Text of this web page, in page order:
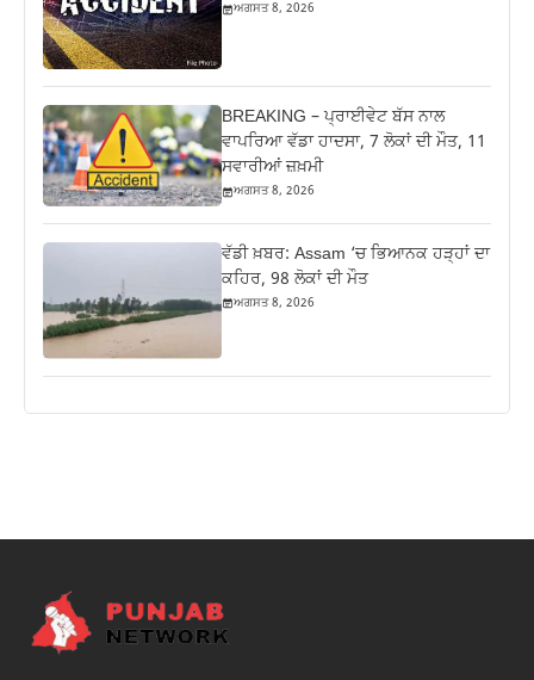
ਅਗਸਤ 8, 2026
BREAKING – ਪ੍ਰਾਈਵੇਟ ਬੱਸ ਨਾਲ
ਵਾਪਰਿਆ ਵੱਡਾ ਹਾਦਸਾ, 7 ਲੋਕਾਂ ਦੀ ਮੌਤ, 11
ਸਵਾਰੀਆਂ ਜ਼ਖ਼ਮੀ
ਅਗਸਤ 8, 2026
ਵੱਡੀ ਖ਼ਬਰ: Assam ‘ਚ ਭਿਆਨਕ ਹੜ੍ਹਾਂ ਦਾ
ਕਹਿਰ, 98 ਲੋਕਾਂ ਦੀ ਮੌਤ
ਅਗਸਤ 8, 2026